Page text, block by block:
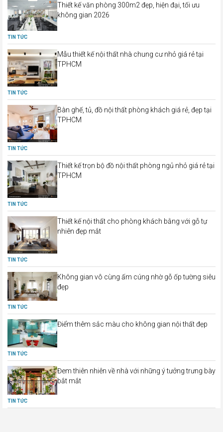
Thiết kế văn phòng 300m2 đẹp, hiện đại, tối ưu
không gian 2026
TIN TỨC
Mẫu thiết kế nội thất nhà chung cư nhỏ giá rẻ tại
TPHCM
TIN TỨC
Bàn ghế, tủ, đồ nội thất phòng khách giá rẻ, đẹp tại
TPHCM
TIN TỨC
Thiết kế trọn bộ đồ nội thất phòng ngủ nhỏ giá rẻ tại
TPHCM
TIN TỨC
Thiết kế nội thất cho phòng khách bằng với gỗ tự
nhiên đẹp mắt
TIN TỨC
Không gian vô cùng ấm cúng nhờ gỗ ốp tường siêu
đẹp
TIN TỨC
Điểm thêm sắc màu cho không gian nội thất đẹp
TIN TỨC
Đem thiên nhiên về nhà với những ý tưởng trưng bày
bắt mắt
TIN TỨC